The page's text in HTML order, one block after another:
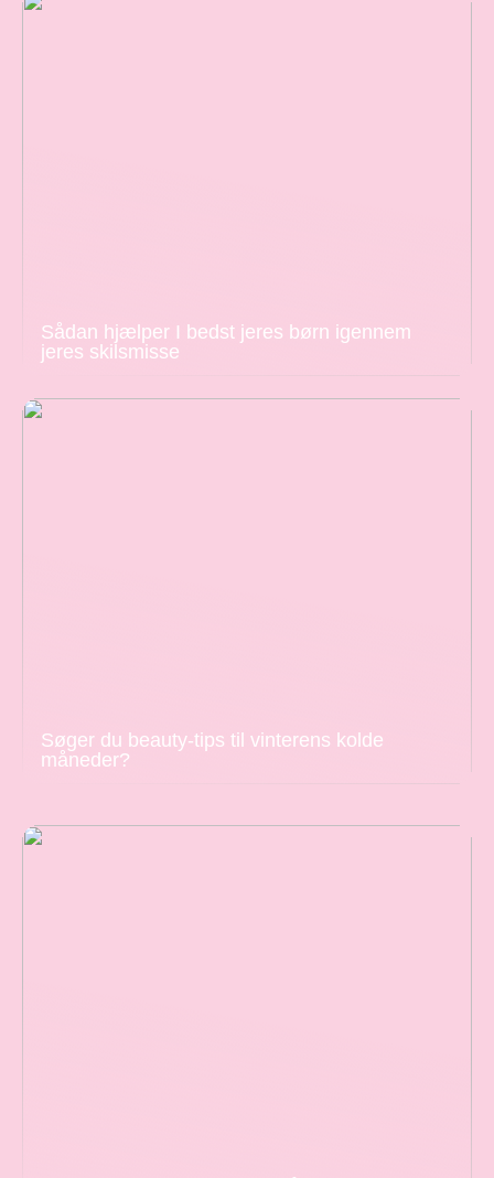
Sådan hjælper I bedst jeres børn igennem
jeres skilsmisse
Søger du beauty-tips til vinterens kolde
måneder?